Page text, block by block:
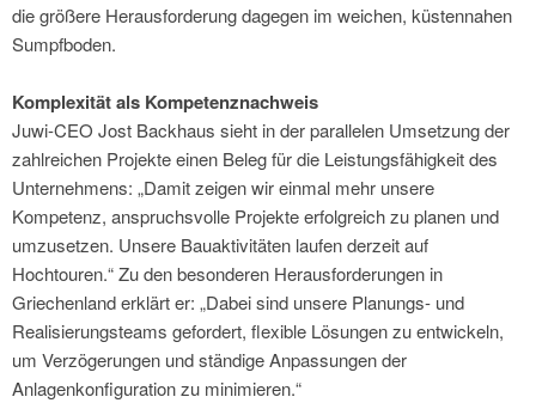
die größere Herausforderung dagegen im weichen, küstennahen
Sumpfboden.
Komplexität als Kompetenznachweis
Juwi-CEO Jost Backhaus sieht in der parallelen Umsetzung der
zahlreichen Projekte einen Beleg für die Leistungsfähigkeit des
Unternehmens: „Damit zeigen wir einmal mehr unsere
Kompetenz, anspruchsvolle Projekte erfolgreich zu planen und
umzusetzen. Unsere Bauaktivitäten laufen derzeit auf
Hochtouren.“ Zu den besonderen Herausforderungen in
Griechenland erklärt er: „Dabei sind unsere Planungs- und
Realisierungsteams gefordert, flexible Lösungen zu entwickeln,
um Verzögerungen und ständige Anpassungen der
Anlagenkonfiguration zu minimieren.“